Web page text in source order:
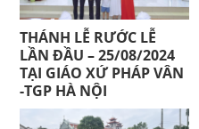
THÁNH LỄ RƯỚC LỄ
LẦN ĐẦU – 25/08/2024
TẠI GIÁO XỨ PHÁP VÂN
-TGP HÀ NỘI